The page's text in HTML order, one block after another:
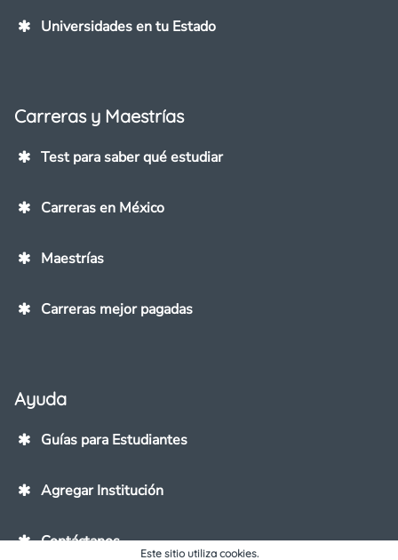
Universidades en tu Estado
Carreras y Maestrías
Test para saber qué estudiar
Carreras en México
Maestrías
Carreras mejor pagadas
Ayuda
Guías para Estudiantes
Agregar Institución
Contáctanos
Este sitio utiliza cookies.